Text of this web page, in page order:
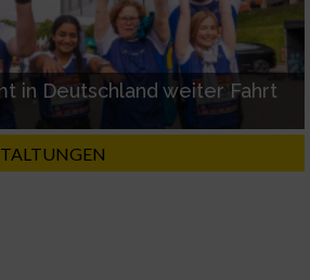
in Deutschland weiter Fahrt